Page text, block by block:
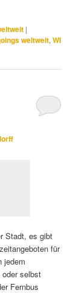
|
weltweit,WI
Stadt, es gibt
für
jedem
selbst
Fernbus